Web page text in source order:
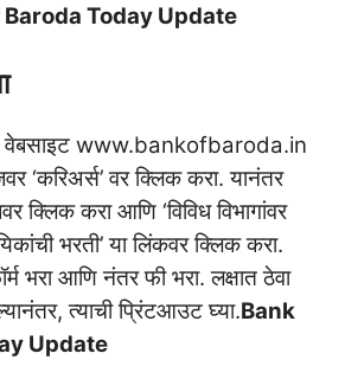
Baroda Today Update
वेबसाइट www.bankofbaroda.in
‘करिअर्स’ वर क्लिक करा. यानंतर
क्लिक करा आणि ‘विविध विभागांवर
भरती’ या लिंकवर क्लिक करा.
भरा आणि नंतर फी भरा. लक्षात ठेवा
त्याची प्रिंटआउट घ्या.Bank
Update